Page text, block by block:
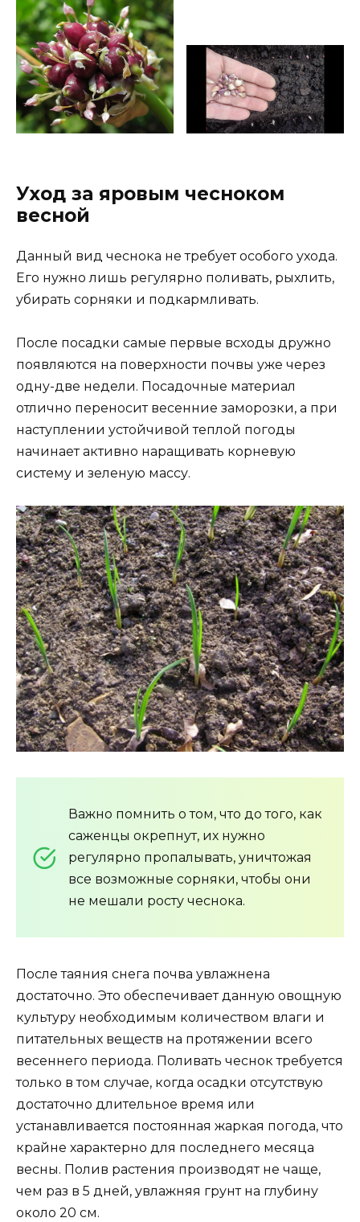
Уход за яровым чесноком
весной
Данный вид чеснока не требует особого ухода.
Его нужно лишь регулярно поливать, рыхлить,
убирать сорняки и подкармливать.
После посадки самые первые всходы дружно
появляются на поверхности почвы уже через
одну-две недели. Посадочные материал
отлично переносит весенние заморозки, а при
наступлении устойчивой теплой погоды
начинает активно наращивать корневую
систему и зеленую массу.
Важно помнить о том, что до того, как
саженцы окрепнут, их нужно
регулярно пропалывать, уничтожая
все возможные сорняки, чтобы они
не мешали росту чеснока.
После таяния снега почва увлажнена
достаточно. Это обеспечивает данную овощную
культуру необходимым количеством влаги и
питательных веществ на протяжении всего
весеннего периода. Поливать чеснок требуется
только в том случае, когда осадки отсутствую
достаточно длительное время или
устанавливается постоянная жаркая погода, что
крайне характерно для последнего месяца
весны. Полив растения производят не чаще,
чем раз в 5 дней, увлажняя грунт на глубину
около 20 см.